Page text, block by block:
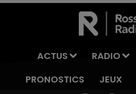
ACTUS RADIO
PRONOSTICS
JEUX